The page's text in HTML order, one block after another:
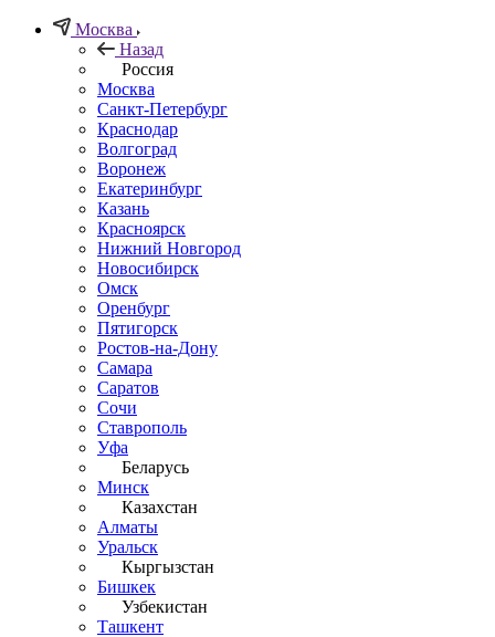
Москва
Назад
Россия
Москва
Санкт-Петербург
Краснодар
Волгоград
Воронеж
Екатеринбург
Казань
Красноярск
Нижний Новгород
Новосибирск
Омск
Оренбург
Пятигорск
Ростов-на-Дону
Самара
Саратов
Сочи
Ставрополь
Уфа
Беларусь
Минск
Казахстан
Алматы
Уральск
Кыргызстан
Бишкек
Узбекистан
Ташкент